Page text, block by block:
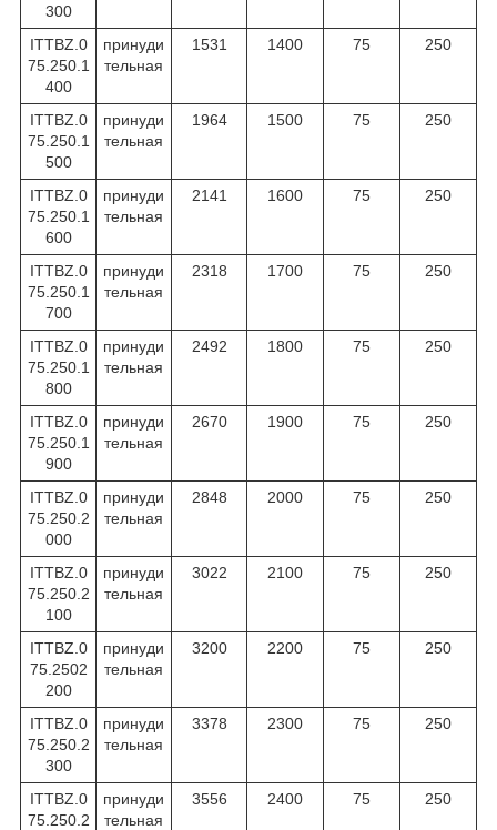
300
ITTBZ.0
75.250.1
400
принуди
тельная
1531 1400 75 250
ITTBZ.0
75.250.1
500
принуди
тельная
1964 1500 75 250
ITTBZ.0
75.250.1
600
принуди
тельная
2141 1600 75 250
ITTBZ.0
75.250.1
700
принуди
тельная
2318 1700 75 250
ITTBZ.0
75.250.1
800
принуди
тельная
2492 1800 75 250
ITTBZ.0
75.250.1
900
принуди
тельная
2670 1900 75 250
ITTBZ.0
75.250.2
000
принуди
тельная
2848 2000 75 250
ITTBZ.0
75.250.2
100
принуди
тельная
3022 2100 75 250
ITTBZ.0
75.2502
200
принуди
тельная
3200 2200 75 250
ITTBZ.0
75.250.2
300
принуди
тельная
3378 2300 75 250
ITTBZ.0
75.250.2
принуди
тельная
3556 2400 75 250